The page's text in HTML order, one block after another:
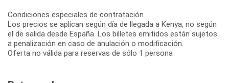
Condiciones especiales de contratación
Los precios se aplican según día de llegada a Kenya, no según
el de salida desde España. Los billetes emitidos están sujetos
a penalización en caso de anulación o modificación.
Oferta no válida para reservas de sólo 1 persona